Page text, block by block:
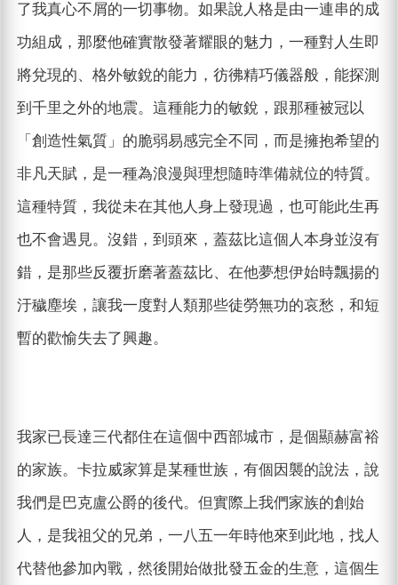
了我真心不屑的一切事物。如果說人格是由一連串的成
功組成，那麼他確實散發著耀眼的魅力，一種對人生即
將兌現的、格外敏銳的能力，彷彿精巧儀器般，能探測
到千里之外的地震。這種能力的敏銳，跟那種被冠以
「創造性氣質」的脆弱易感完全不同，而是擁抱希望的
非凡天賦，是一種為浪漫與理想隨時準備就位的特質。
這種特質，我從未在其他人身上發現過，也可能此生再
也不會遇見。沒錯，到頭來，蓋茲比這個人本身並沒有
錯，是那些反覆折磨著蓋茲比、在他夢想伊始時飄揚的
汙穢塵埃，讓我一度對人類那些徒勞無功的哀愁，和短
暫的歡愉失去了興趣。
我家已長達三代都住在這個中西部城市，是個顯赫富裕
的家族。卡拉威家算是某種世族，有個因襲的說法，說
我們是巴克盧公爵的後代。但實際上我們家族的創始
人，是我祖父的兄弟，一八五一年時他來到此地，找人
代替他參加內戰，然後開始做批發五金的生意，這個生